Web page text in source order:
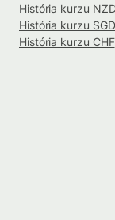
História kurzu
História kurzu SGD
História kurzu CHF